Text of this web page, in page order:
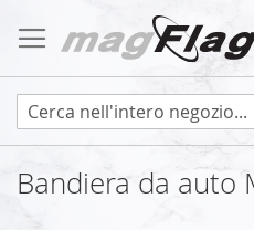
al
contenuto
Bandiera da auto